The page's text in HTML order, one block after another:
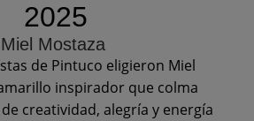
2025
Miel Mostaza
de Pintuco eligieron Miel
inspirador que colma
creatividad, alegría y energía